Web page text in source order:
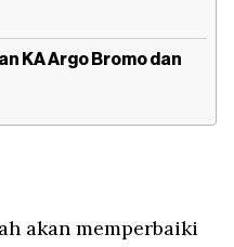
KA Argo Bromo dan
akan memperbaiki